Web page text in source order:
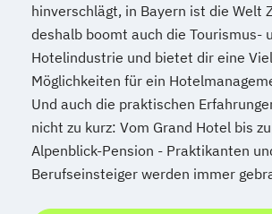
hinverschlägt, in Bayern ist die Welt
deshalb boomt auch die Tourismus-
Hotelindustrie und bietet dir eine
Möglichkeiten für ein
Und auch die praktischen
nicht zu kurz: Vom Grand Hotel bis
Alpenblick-Pension - Praktikanten
Berufseinsteiger werden immer